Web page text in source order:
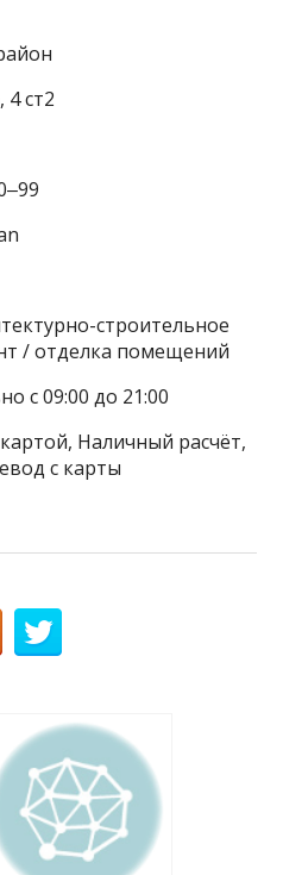
ст2
строительное
/ отделка помещений
с 09:00 до 21:00
Наличный расчёт,
с карты